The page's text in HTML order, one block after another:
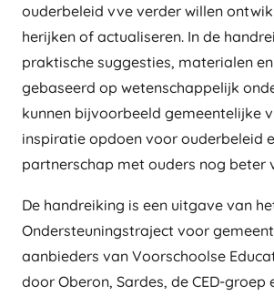
ouderbeleid vve verder willen
herijken of actualiseren. In de
praktische suggesties, materialen
gebaseerd op wetenschappelijk
kunnen bijvoorbeeld gemeentelijke
inspiratie opdoen voor ouderbeleid
partnerschap met ouders nog beter
De handreiking is een uitgave van
Ondersteuningstraject voor
aanbieders van Voorschoolse
door Oberon, Sardes, de CED-groep